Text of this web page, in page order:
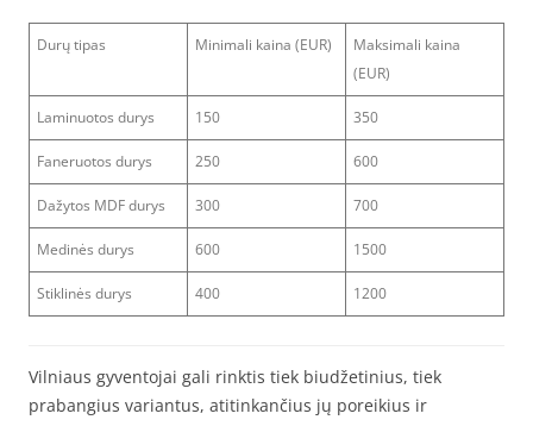
Durų tipas Minimali kaina (EUR)
Maksimali kaina
(EUR)
Laminuotos durys 150 350
Faneruotos durys 250 600
Dažytos MDF durys 300 700
Medinės durys 600 1500
Stiklinės durys 400 1200
Vilniaus gyventojai gali rinktis tiek biudžetinius, tiek
prabangius variantus, atitinkančius jų poreikius ir